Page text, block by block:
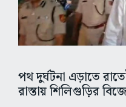
পথ দুর্ঘটনা এড়াতে
রাস্তায় শিলিগুড়ির